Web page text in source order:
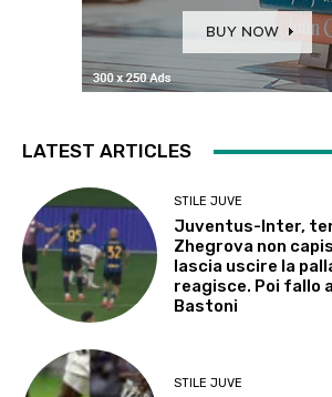
LATEST ARTICLES
STILE JUVE
Juventus-Inter,
Zhegrova non
lascia uscire la
reagisce. Poi fallo
Bastoni
STILE JUVE